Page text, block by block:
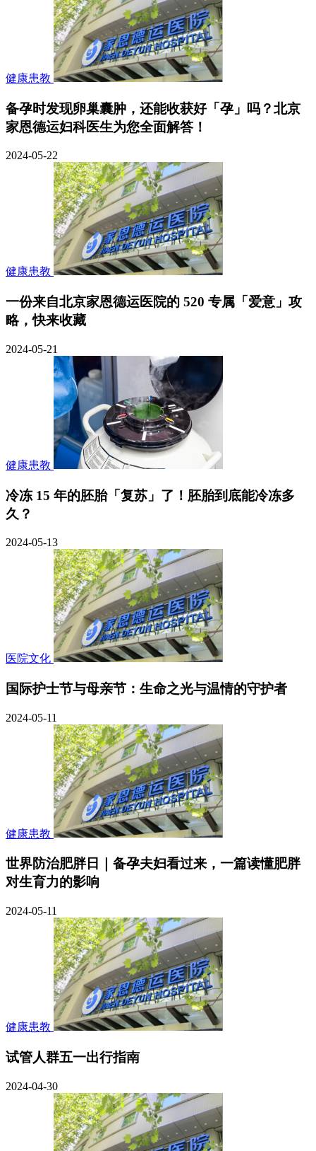
健康患教
备孕时发现卵巢囊肿，还能收获好「孕」吗？北京
家恩德运妇科医生为您全面解答！
2024-05-22
健康患教
一份来自北京家恩德运医院的 520 专属「爱意」攻
略，快来收藏
2024-05-21
健康患教
冷冻 15 年的胚胎「复苏」了！胚胎到底能冷冻多
久？
2024-05-13
医院文化
国际护士节与母亲节：生命之光与温情的守护者
2024-05-11
健康患教
世界防治肥胖日｜备孕夫妇看过来，一篇读懂肥胖
对生育力的影响
2024-05-11
健康患教
试管人群五一出行指南
2024-04-30